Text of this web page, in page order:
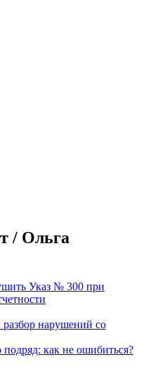
/ Ольга
Указ № 300 при
нарушений со
как не ошибиться?